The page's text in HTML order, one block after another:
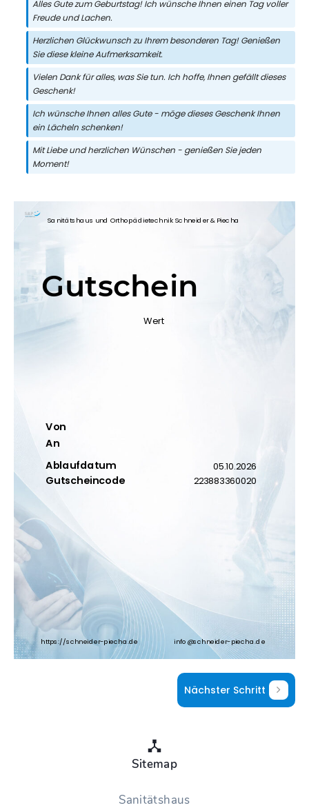
Alles Gute zum Geburtstag! Ich wünsche Ihnen einen Tag voller
Freude und Lachen.
Herzlichen Glückwunsch zu Ihrem besonderen Tag! Genießen
Sie diese kleine Aufmerksamkeit.
Vielen Dank für alles, was Sie tun. Ich hoffe, Ihnen gefällt dieses
Geschenk!
Ich wünsche Ihnen alles Gute - möge dieses Geschenk Ihnen
ein Lächeln schenken!
Mit Liebe und herzlichen Wünschen - genießen Sie jeden
Moment!
Nächster Schritt
Sitemap
Sanitätshaus